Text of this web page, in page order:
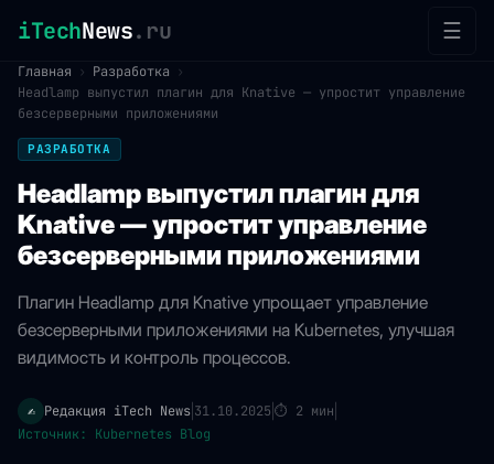
iTechNews.ru ☰
Главная › Разработка
›
Headlamp выпустил плагин для Knative — упростит управление
безсерверными приложениями
РАЗРАБОТКА
Headlamp выпустил плагин для
Knative — упростит управление
безсерверными приложениями
Плагин Headlamp для Knative упрощает управление
безсерверными приложениями на Kubernetes, улучшая
видимость и контроль процессов.
✍️ Редакция iTech News 31.10.2025 ⏱ 2 мин
Источник: Kubernetes Blog